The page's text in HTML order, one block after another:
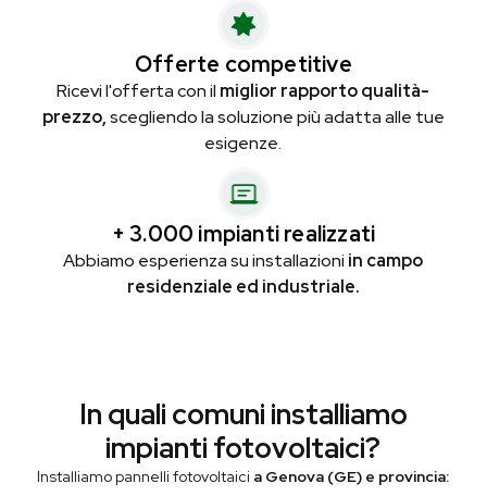
Offerte competitive
Ricevi l'offerta con il miglior rapporto qualità-
prezzo,scegliendo la soluzione più adatta alle tue
esigenze.
+ 3.000 impianti realizzati
Abbiamo esperienza su installazioni in campo
residenziale ed industriale.
In quali comuni installiamo
impianti fotovoltaici?
Installiamo pannelli fotovoltaici a Genova (GE) e provincia: